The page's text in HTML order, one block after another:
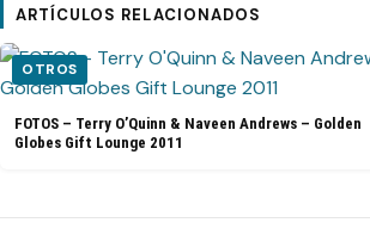
ARTÍCULOS RELACIONADOS
OTROS
FOTOS – Terry O’Quinn & Naveen Andrews – Golden
Globes Gift Lounge 2011